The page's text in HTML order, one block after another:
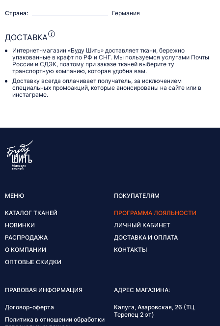
Страна: Германия
ДОСТАВКА
Интернет-магазин «Буду Шить» доставляет ткани, бережно
упакованные в крафт по РФ и СНГ. Мы пользуемся услугами Почты
России и СДЭК, поэтому при заказе тканей выберите ту
транспортную компанию, которая удобна вам.
Доставку всегда оплачивает получатель, за исключением
специальных промоакций, которые анонсированы на сайте или в
инстаграме.
МЕНЮ
КАТАЛОГ ТКАНЕЙ
НОВИНКИ
РАСПРОДАЖА
О КОМПАНИИ
ОПТОВЫЕ СКИДКИ
ПОКУПАТЕЛЯМ
ПРОГРАММА ЛОЯЛЬНОСТИ
ЛИЧНЫЙ КАБИНЕТ
ДОСТАВКА И ОПЛАТА
КОНТАКТЫ
ПРАВОВАЯ ИНФОРМАЦИЯ
Договор-оферта
Политика в отношении обработки
АДРЕС МАГАЗИНА:
Калуга, Азаровская, 26 (ТЦ
Терепец 2 эт)